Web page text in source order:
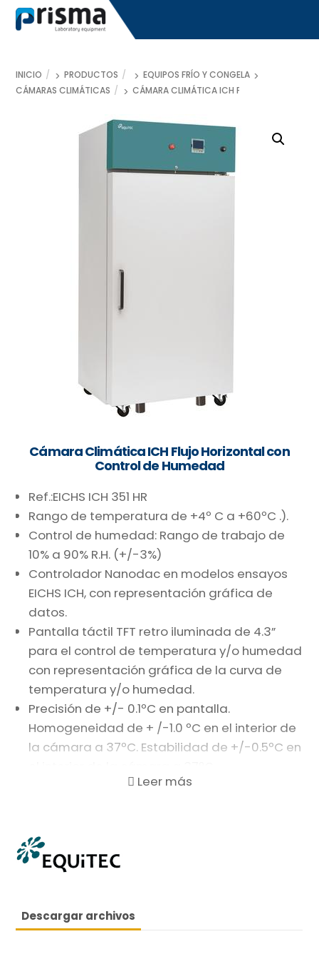
Skip
INICIO PRODUCTOS
EQUIPOS FRÍO Y CONGELACIÓN
CÁMARAS CLIMÁTICAS
CÁMARA CLIMÁTICA ICH FLUJO
Cámara Climática ICH Flujo Horizontal con
Control de Humedad
Ref.:EICHS ICH 351 HR
Rango de temperatura de +4º C a +60ºC .).
Control de humedad: Rango de trabajo de
10% a 90% R.H. (+/-3%)
Controlador Nanodac en modelos ensayos
EICHS ICH, con representación gráfica de
datos.
Pantalla táctil TFT retro iluminada de 4.3”
para el control de temperatura y/o humedad
con representación gráfica de la curva de
temperatura y/o humedad.
Precisión de +/- 0.1ºC en pantalla.
Homogeneidad de + /-1.0 ºC en el interior de
la cámara a 37ºC. Estabilidad de +/-0.5ºC en
Sistema de refrigeración controlado por
muestras contra altas temperaturas.
Los parámetros de control del
resolución de +/- 0.1ºC. Sistema de control
Descargar archivos
para